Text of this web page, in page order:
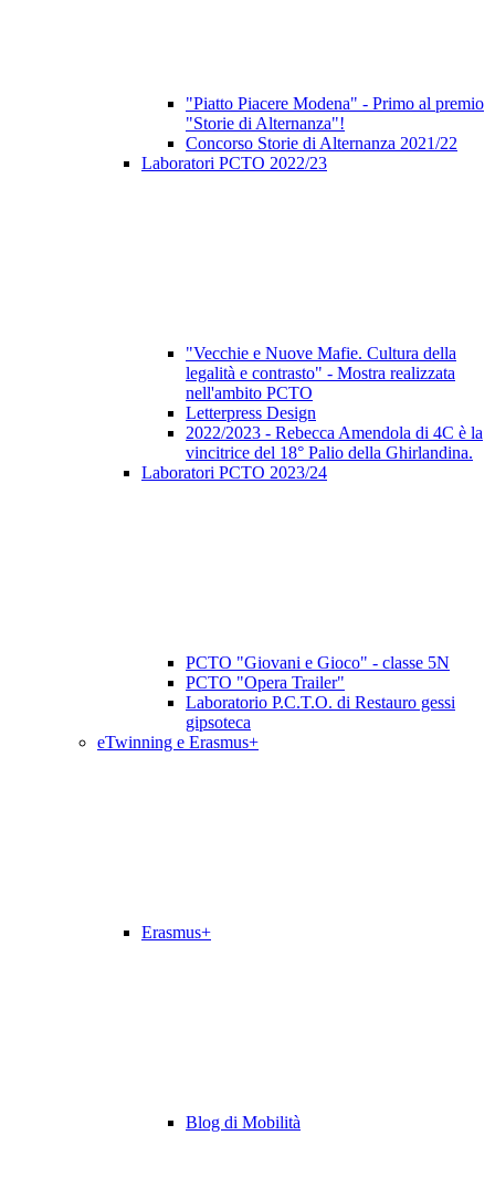
"Piatto Piacere Modena" - Primo al premio
"Storie di Alternanza"!
Concorso Storie di Alternanza 2021/22
Laboratori PCTO 2022/23
"Vecchie e Nuove Mafie. Cultura della
legalità e contrasto" - Mostra realizzata
nell'ambito PCTO
Letterpress Design
2022/2023 - Rebecca Amendola di 4C è la
vincitrice del 18° Palio della Ghirlandina.
Laboratori PCTO 2023/24
PCTO "Giovani e Gioco" - classe 5N
PCTO "Opera Trailer"
Laboratorio P.C.T.O. di Restauro gessi
gipsoteca
eTwinning e Erasmus+
Erasmus+
Blog di Mobilità